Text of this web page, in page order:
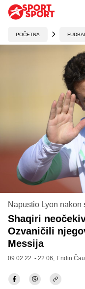
POČETNA FUDBAL
Napustio Lyon
Shaqiri
Ozvaničili
Messija
09.02.22. - 22:06, Endin